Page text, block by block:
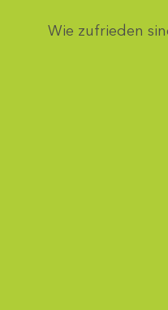
Wie zufrieden